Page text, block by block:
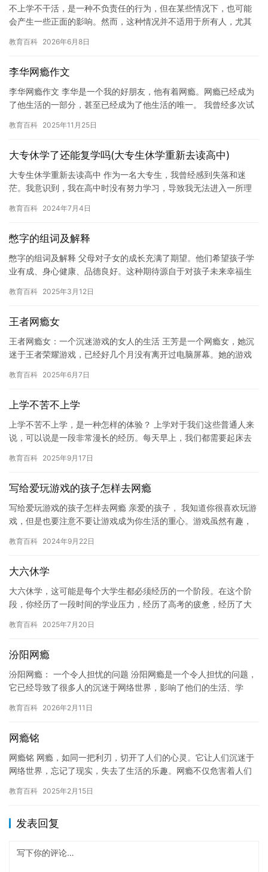
不上学不干活，是一种不负责任的行为，但在某些情况下，也可能
会产生一些正面的影响。然而，这种情况并不适用于所有人，尤其
知识…
教育百科 2026年6月8日
李华网瘾作文
李华网瘾作文 李华是一个我的好朋友，他有着网瘾。网瘾已经成为
了他生活的一部分，甚至已经成为了他生活的唯一。 我曾经多次试
衷。…
教育百科 2025年11月25日
大专休学了还能复学吗(大专生休学重新去读高中)
大专生休学重新去读高中 作为一名大专生，我曾经感到失落和迷
茫。我意识到，我在高中时没有努力学习，导致我无法进入一所理
让我学…
教育百科 2024年7月4日
憋字的组词及解释
憋字的组词及解释 父母对子女的成长充满了期望。他们希望孩子学
业有成、身心健康、品德良好。这种期待源自于对孩子未来幸福生
期望…
教育百科 2025年3月12日
王者网瘾女
王者网瘾女：一个沉迷游戏的女人的生活 王芳是一个网瘾女，她沉
迷于王者荣耀游戏，已经好几个月没有离开过电脑屏幕。她的游戏
负面…
教育百科 2025年6月7日
上学不苦不上学
上学不苦不上学，是一种怎样的体验？ 上学对于我们这些普通人来
说，可以说是一段非常漫长的经历。每天早上，我们都需要起床去
调乏…
教育百科 2025年9月17日
写给爱玩游戏的孩子怎样去网瘾
写给爱玩游戏的孩子怎样去网瘾 亲爱的孩子， 我知道你很喜欢玩游
戏，但是也要注意不要让游戏成为你生活的重心。游戏虽然有趣，
你…
教育百科 2024年9月22日
大六休学
大六休学，这可能是每个大学生都必须经历的一个阶段。在这个阶
段，你经历了一段时间的学业压力，经历了高考的疲惫，经历了大
候，你…
教育百科 2025年7月20日
汾阳网瘾
汾阳网瘾： 一个令人担忧的问题 汾阳网瘾是一个令人担忧的问题，
它已经导致了很多人的沉迷于网络世界，影响了他们的生活、学
关注…
教育百科 2026年2月11日
网瘾铭
网瘾铭 网瘾，如同一把利刃，切开了人们的心灵。它让人们沉迷于
网络世界，忘记了现实，失去了生活的乐趣。网瘾不仅危害着人们
此，…
教育百科 2025年2月15日
发表回复